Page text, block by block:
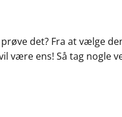
det? Fra at vælge
være ens! Så tag nogle